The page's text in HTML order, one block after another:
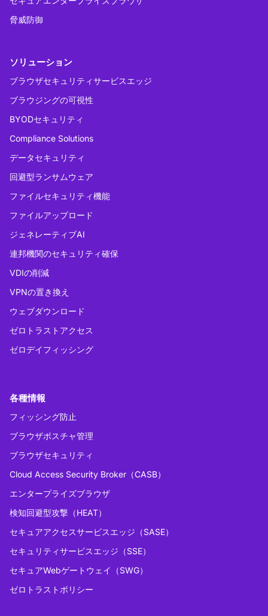
脅威防御
ソリューション
ブラウザセキュリティサービスエッジ
ブラウジングの可視性
BYODセキュリティ
Compliance Solutions
データセキュリティ
回避型ランサムウェア
ファイルセキュリティ機能
ファイルアップロード
ジェネレーティブAI
連邦機関のセキュリティ確保
VDIの削減
VPNの置き換え
ウェブダウンロード
ゼロトラストアクセス
ゼロデイフィッシング
各種情報
フィッシング防止
ブラウザポスチャ管理
ブラウザセキュリティ
Cloud Access Security Broker（CASB）
エンタープライズブラウザ
検知回避型攻撃（HEAT）
セキュアアクセスサービスエッジ（SASE）
セキュリティサービスエッジ（SSE）
セキュアWebゲートウェイ（SWG）
ゼロトラストポリシー